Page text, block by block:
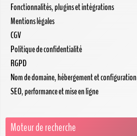
Fonctionnalités, plugins et intégrations
Mentions légales
CGV
Politique de confidentialité
RGPD
Nom de domaine, hébergement et configuration
SEO, performance et mise en ligne
Moteur de recherche